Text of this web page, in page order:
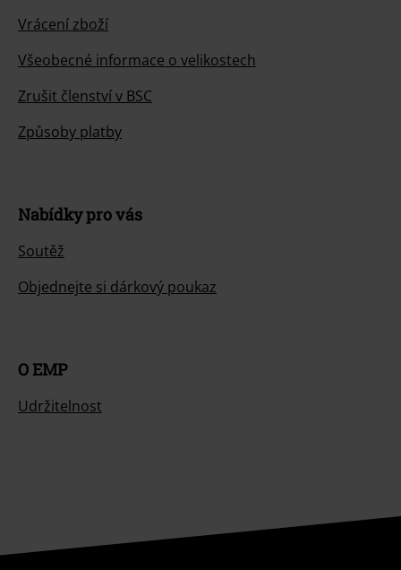
Vrácení zboží
Všeobecné informace o velikostech
Zrušit členství v BSC
Způsoby platby
Nabídky pro vás
Soutěž
Objednejte si dárkový poukaz
O EMP
Udržitelnost